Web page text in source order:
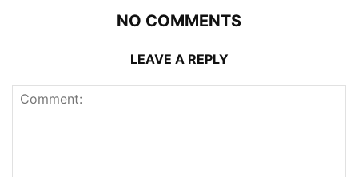
NO COMMENTS
LEAVE A REPLY